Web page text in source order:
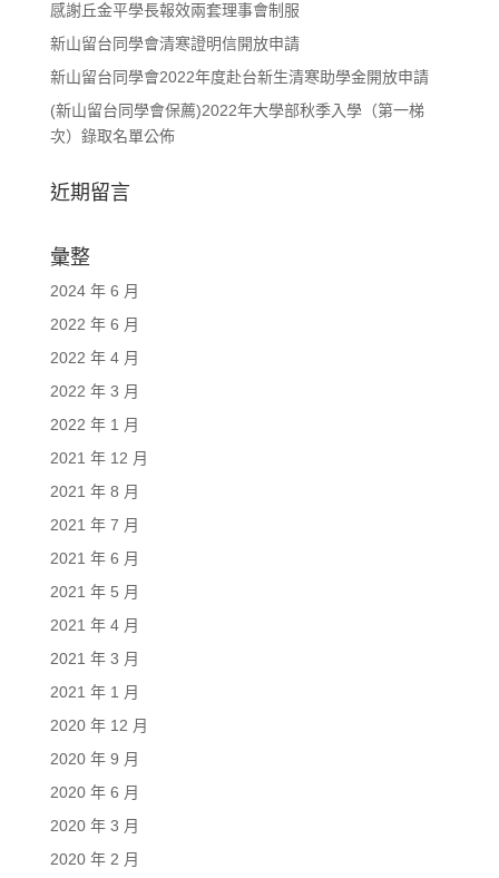
感謝丘金平學長報效兩套理事會制服
新山留台同學會清寒證明信開放申請
新山留台同學會2022年度赴台新生清寒助學金開放申請
(新山留台同學會保薦)2022年大學部秋季入學（第一梯
次）錄取名單公佈
近期留言
彙整
2024 年 6 月
2022 年 6 月
2022 年 4 月
2022 年 3 月
2022 年 1 月
2021 年 12 月
2021 年 8 月
2021 年 7 月
2021 年 6 月
2021 年 5 月
2021 年 4 月
2021 年 3 月
2021 年 1 月
2020 年 12 月
2020 年 9 月
2020 年 6 月
2020 年 3 月
2020 年 2 月